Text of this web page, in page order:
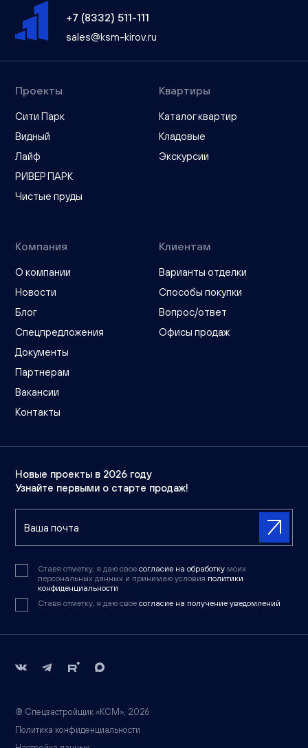
+7 (8332) 511-111
sales@ksm-kirov.ru
Проекты
Сити Парк
Видный
Лайф
РИВЕР ПАРК
Чистые пруды
Квартиры
Каталог квартир
Кладовые
Экскурсии
Компания
О компании
Новости
Блог
Спецпредложения
Документы
Партнерам
Вакансии
Контакты
Клиентам
Варианты отделки
Способы покупки
Вопрос/ответ
Офисы продаж
Новые проекты в 2026 году
Узнайте первыми о старте продаж!
Ставя отметку, я даю свое согласие на обработку моих
персональных данных и принимаю условия политики
конфиденциальности
Ставя отметку, я даю свое согласие на получение уведомлений
® Спецзастройщик «КСМ», 2026
Политика конфиденциальности